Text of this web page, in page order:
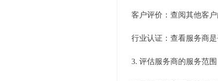
客户评价：查阅其他客
行业认证：查看服务商
3. 评估服务商的服务范围